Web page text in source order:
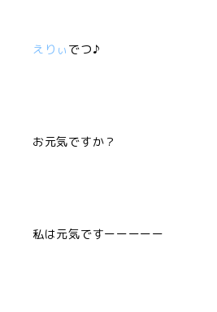
えりぃ でつ♪
お元気ですか？
私は元気ですーーーーー